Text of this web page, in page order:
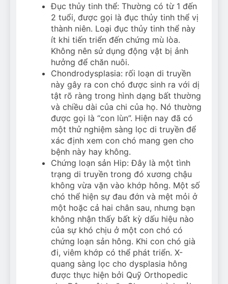
Đục thủy tinh thể: Thường có từ 1 đến
2 tuổi, được gọi là đục thủy tinh thể vị
thành niên. Loại đục thủy tinh thể này
ít khi tiến triển đến chứng mù lòa.
Không nên sử dụng động vật bị ảnh
hưởng để chăn nuôi.
Chondrodysplasia: rối loạn di truyền
này gây ra con chó được sinh ra với dị
tật rõ ràng trong hình dạng bất thường
và chiều dài của chi của họ. Nó thường
được gọi là “con lùn”. Hiện nay đã có
một thử nghiệm sàng lọc di truyền để
xác định xem con chó mang gen cho
bệnh này hay không.
Chứng loạn sản Hip: Đây là một tình
trạng di truyền trong đó xương chậu
không vừa vặn vào khớp hông. Một số
chó thể hiện sự đau đớn và mệt mỏi ở
một hoặc cả hai chân sau, nhưng bạn
không nhận thấy bất kỳ dấu hiệu nào
của sự khó chịu ở một con chó có
chứng loạn sản hông. Khi con chó già
đi, viêm khớp có thể phát triển. X-
quang sàng lọc cho dysplasia hông
được thực hiện bởi Quỹ Orthopedic